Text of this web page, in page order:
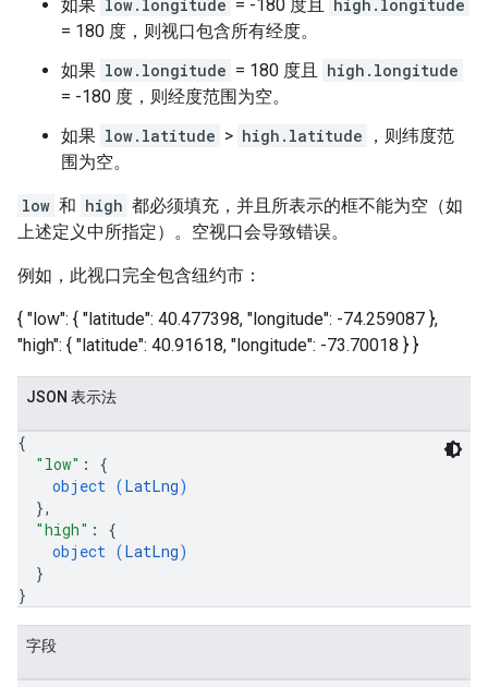
如果 low.longitude = -180 度且
high.longitude
= 180 度，则视口包含所有经度。
如果 low.longitude = 180 度且
high.longitude
= -180 度，则经度范围为空。
如果 low.latitude > high.latitude
，则纬度范
围为空。
low 和 high 都必须填充，并且所表示的框不能为空（如
上述定义中所指定）。空视口会导致错误。
例如，此视口完全包含纽约市：
{ "low": { "latitude": 40.477398, "longitude": -74.259087 },
"high": { "latitude": 40.91618, "longitude": -73.70018 } }
JSON 表示法
{
"low" : {
object (LatLng)
},
"high" : {
object (LatLng)
}
}
字段